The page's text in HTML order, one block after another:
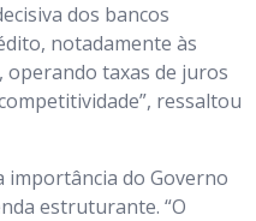
dos bancos
notadamente às
operando taxas de juros
ressaltou
do Governo
estruturante. “O